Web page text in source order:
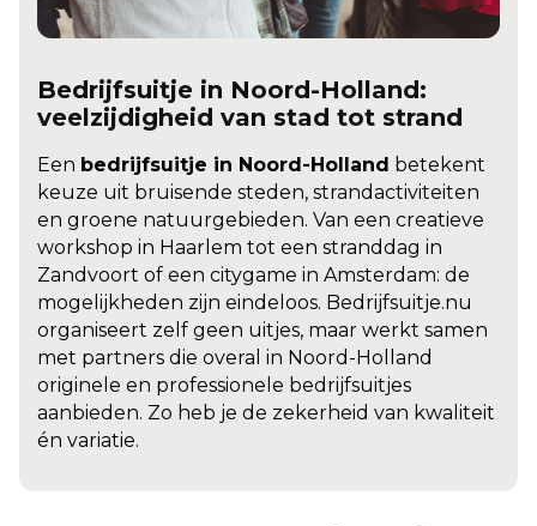
Bedrijfsuitje in Noord-Holland:
veelzijdigheid van stad tot strand
Een bedrijfsuitje in Noord-Holland betekent
keuze uit bruisende steden, strandactiviteiten
en groene natuurgebieden. Van een creatieve
workshop in Haarlem tot een stranddag in
Zandvoort of een citygame in Amsterdam: de
mogelijkheden zijn eindeloos. Bedrijfsuitje.nu
organiseert zelf geen uitjes, maar werkt samen
met partners die overal in Noord-Holland
originele en professionele bedrijfsuitjes
aanbieden. Zo heb je de zekerheid van kwaliteit
én variatie.